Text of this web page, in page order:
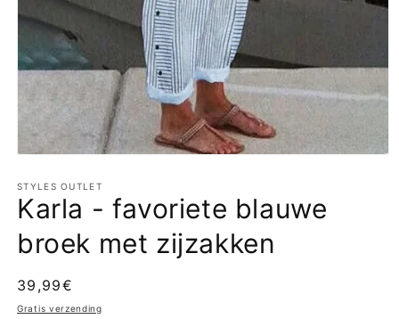
openen
in
modaal
STYLES OUTLET
Karla - favoriete blauwe
broek met zijzakken
Normale
prijs
39,99€
Gratis verzending